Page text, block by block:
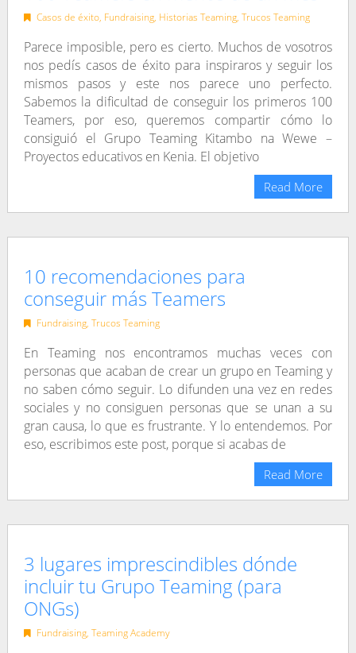
Casos de éxito, Fundraising, Historias Teaming, Trucos Teaming
Parece imposible, pero es cierto. Muchos de vosotros
nos pedís casos de éxito para inspiraros y seguir los
mismos pasos y este nos parece uno perfecto.
Sabemos la dificultad de conseguir los primeros 100
Teamers, por eso, queremos compartir cómo lo
consiguió el Grupo Teaming Kitambo na Wewe –
Proyectos educativos en Kenia. El objetivo
Read More
10 recomendaciones para
conseguir más Teamers
Fundraising, Trucos Teaming
En Teaming nos encontramos muchas veces con
personas que acaban de crear un grupo en Teaming y
no saben cómo seguir. Lo difunden una vez en redes
sociales y no consiguen personas que se unan a su
gran causa, lo que es frustrante. Y lo entendemos. Por
eso, escribimos este post, porque si acabas de
Read More
3 lugares imprescindibles dónde
incluir tu Grupo Teaming (para
ONGs)
Fundraising, Teaming Academy